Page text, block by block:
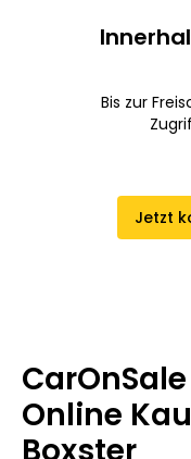
Bis zur
Jetzt
Online